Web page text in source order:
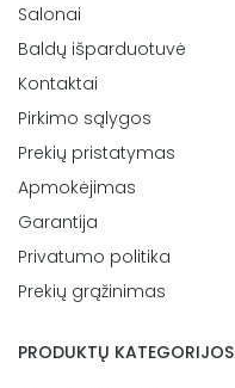
Salonai
Baldų išparduotuvė
Kontaktai
Pirkimo sąlygos
Prekių pristatymas
Apmokėjimas
Garantija
Privatumo politika
Prekių grąžinimas
PRODUKTŲ KATEGORIJOS